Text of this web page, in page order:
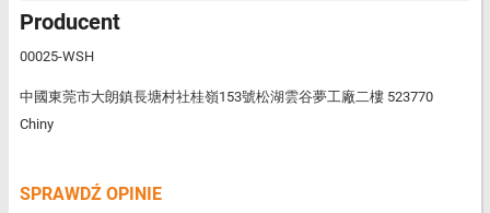
Producent
00025-WSH
中國東莞市大朗鎮長塘村社桂嶺153號松湖雲谷夢工廠二樓 523770
Chiny
SPRAWDŹ OPINIE